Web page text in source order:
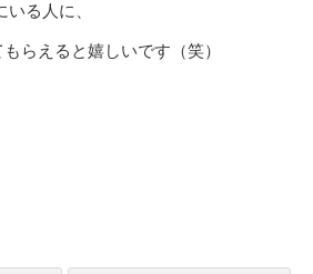
る人に、
らえると嬉しいです（笑）